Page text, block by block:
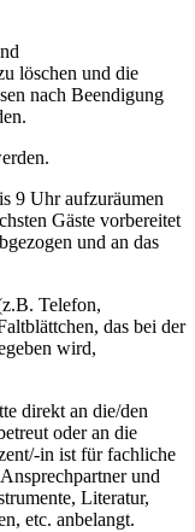
löschen und die
nach Beendigung
9 Uhr aufzuräumen
Gäste vorbereitet
und an das
Telefon,
das bei der
wird,
direkt an die/den
oder an die
in ist für fachliche
und
Literatur,
etc. anbelangt.